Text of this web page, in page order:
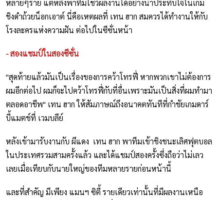
หลายๆราย แต่หลังพาทีมโชว์ผลงานได้อย่างน่าประทับใจในเกม
ชิงดำถ้วยน็อกเอาต์ นี่คือเหตผลที่ เทน ฮาก สมควรได้ทำงานให้กับ
โรงละครแห่งความฝัน ต่อไปในซีซั่นหน้า
- สองแชมป์ในสองซีซั่น
"สุดท้ายแล้วมันเป็นเรื่องของการคว้าโทรฟี่ หากพวกเขาไม่ต้องการ
ผมอีกต่อไป ผมก็จะไปคว้าโทรฟี่กับที่อื่นเพราะมันเป็นสิ่งที่ผมทำมา
ตลอดอาชีพ" เทน ฮาก ให้สัมภาษณ์ถึงอนาคตทันทีที่กำชัยเกมดาร์
บี้แมตช์ที่ เวมบลีย์
หลังเข้ามารับงานกับ ผีแดง เทน ฮาก พาทีมเข้าชิงชนะเลิศฟุตบอล
ในประเทศรวมสามครั้งแล้ว และได้แชมป์สองครั้งซึ่งถือว่าไม่เลว
เลยเมื่อเทียบกับนายใหญ่ของทีมหลายรายก่อนหน้านี้
และที่สำคัญ มีเพียง แมนฯ ซิตี้ รายเดียวเท่านั้นที่มีผลงานเหนือ